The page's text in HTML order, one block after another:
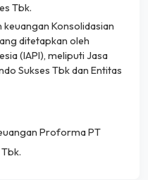
Tbk.
Konsolidasian
ditetapkan oleh
(IAPI), meliputi Jasa
Sukses Tbk dan Entitas
Proforma PT